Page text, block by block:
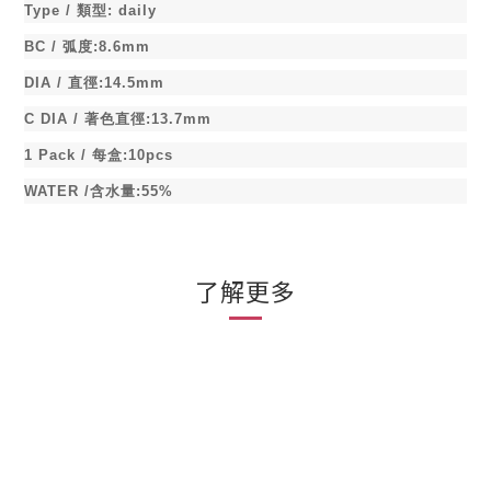
Type / 類型 : daily
BC / 弧度:8.6mm
DIA / 直徑:14.5mm
C DIA / 著色直徑:13.7mm
1 Pack / 每盒:10pcs
WATER /含水量:55%
了解更多